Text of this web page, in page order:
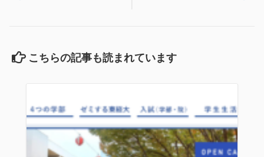
こちらの記事も読まれています